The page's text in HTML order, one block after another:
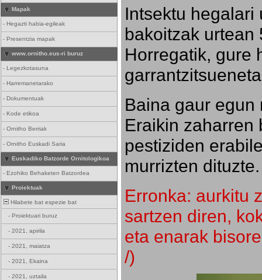
Mapak
- Hegazti habia-egileak
- Presentzia mapak
www.ornitho.eus-ri buruz
- Legezkotasuna
- Harremanetarako
- Dokumentuak
- Kode etikoa
- Ornitho Berriak
- Ornitho Euskadi Saria
Euskadiko Batzorde Ornitologikoa
- Ezohiko Behaketen Batzordea
Proiektuak
Hilabete bat espezie bat
- Proiektuari buruz
- 2021, apirila
- 2021, maiatza
- 2021, Ekaina
- 2021, uztaila
Intsektu hegalari
bakoitzak urtean
Horregatik, gure
Baina gaur egun
Eraikin zaharren
pestiziden
murrizten dituzte.
Erronka: aurkitu
sartzen diren,
eta enarak
/)